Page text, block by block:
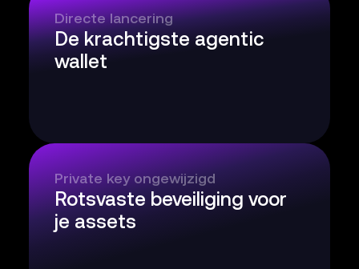
Directe lancering
De krachtigste agentic
wallet
Private key ongewijzigd
Rotsvaste beveiliging voor
je assets